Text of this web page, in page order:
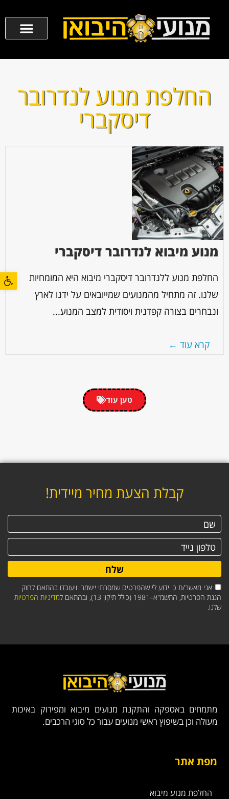
פתח
החלפת מנוע לנדרובר
דיסקברי
מנוע מיבוא לנדרובר דיסקברי
החלפת מנוע ללנדרובר דיסקברי מיבוא היא המומחיות
שלנו. זה מתחיל מהמנועים שמייובאים על ידנו לארץ
ונבחרים בצורה קפדנית ויסודית למצב המנוע...
קרא עוד ←
טען עוד
קבלת הצעת מחיר מיידית!
אני מאשר/ת כי ידוע לי שהפרטים שמסרתי יישמרו ויעובדו בהתאם לחוק
הגנת הפרטיות, התשמ"א–1981 (כולל תיקון 13), ובהתאם ל
מדיניות הפרטיות
שלנו.
שלח
מתמחים באספקה והתקנת מנועים מיבוא ומפירוק באיכות
מעולה וכן בשיפוץ ראשי מנועים עבור כל סוגי הרכבים.
מפת אתר
החלפת מנוע מיבוא